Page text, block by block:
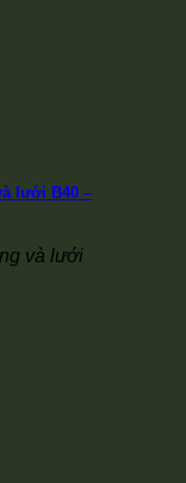
lưới B40 –
và lưới